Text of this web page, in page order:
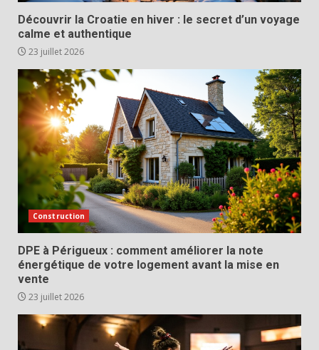
Découvrir la Croatie en hiver : le secret d’un voyage
calme et authentique
23 juillet 2026
Construction
DPE à Périgueux : comment améliorer la note
énergétique de votre logement avant la mise en
vente
23 juillet 2026